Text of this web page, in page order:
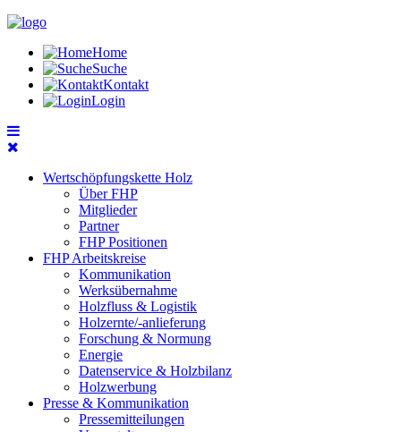
Home
Suche
Kontakt
Login
Wertschöpfungskette Holz
Über FHP
Mitglieder
Partner
FHP Positionen
FHP Arbeitskreise
Kommunikation
Werksübernahme
Holzfluss & Logistik
Holzernte/-anlieferung
Forschung & Normung
Energie
Datenservice & Holzbilanz
Holzwerbung
Presse & Kommunikation
Pressemitteilungen